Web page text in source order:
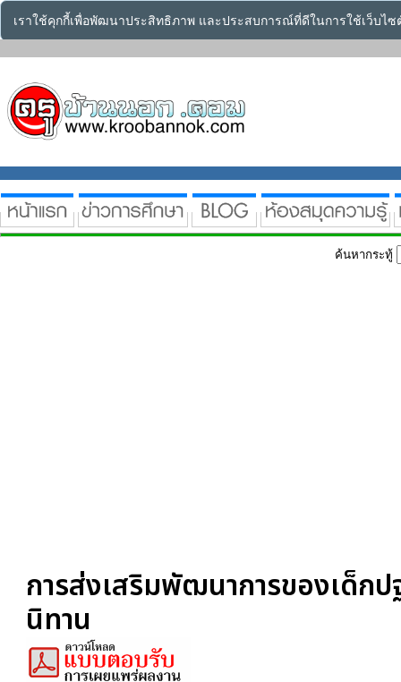
เราใช้คุกกี้เพื่อพัฒนาประสิทธิภาพ และประสบการณ์ที่ดีในการใช้เว็บไ
ค้นหากระทู้
การส่งเสริมพัฒนาการของเด็กป
นิทาน